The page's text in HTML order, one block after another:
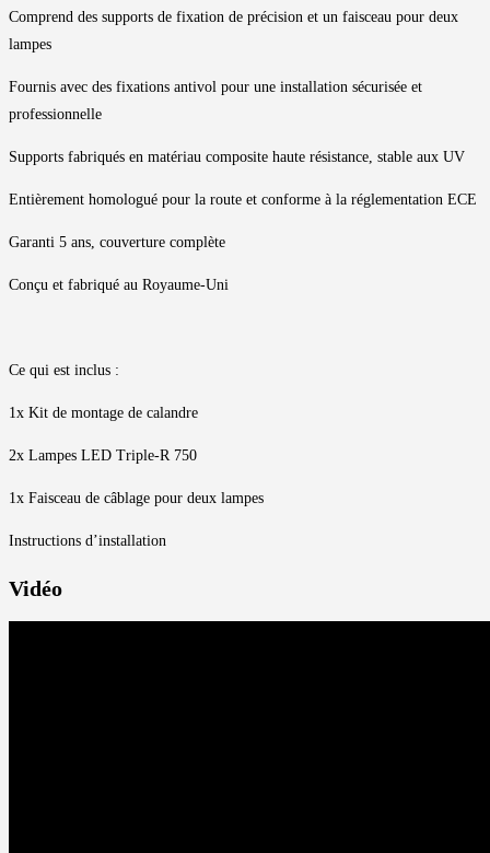
Comprend des supports de fixation de précision et un faisceau pour deux
lampes
Fournis avec des fixations antivol pour une installation sécurisée et
professionnelle
Supports fabriqués en matériau composite haute résistance, stable aux UV
Entièrement homologué pour la route et conforme à la réglementation ECE
Garanti 5 ans, couverture complète
Conçu et fabriqué au Royaume-Uni
Ce qui est inclus :
1x Kit de montage de calandre
2x Lampes LED Triple-R 750
1x Faisceau de câblage pour deux lampes
Instructions d’installation
Vidéo